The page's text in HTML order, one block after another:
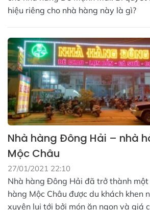
hiệu riêng cho nhà hàng này là gì?
Nhà hàng Đông Hải – nhà
Mộc Châu
27/01/2021 22:10
Nhà hàng Đông Hải đã trở thành
hàng Mộc Châu được du khách khen
xuyên lui tới bởi món ăn ngon và giá